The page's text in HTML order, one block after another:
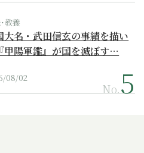
教養
大名・武田信玄の事績を描い
甲陽軍鑑』が国を滅ぼす…
08/02
No.